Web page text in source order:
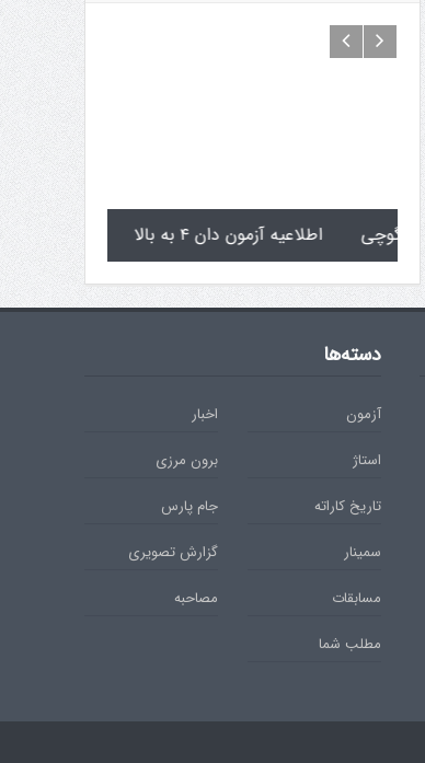
اطلاعیه آزمون تولد کایچو سن سی گوگن یاماگوچی
دسته‌ها
آزمون
اخبار
استاژ
برون مرزی
تاریخ کاراته
جام پارس
سمینار
گزارش تصویری
مسابقات
مصاحبه
مطلب شما